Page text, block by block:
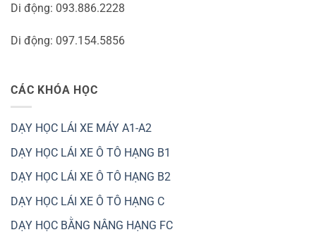
Di động: 093.886.2228
Di động: 097.154.5856
CÁC KHÓA HỌC
DẠY HỌC LÁI XE MÁY A1-A2
DẠY HỌC LÁI XE Ô TÔ HẠNG B1
DẠY HỌC LÁI XE Ô TÔ HẠNG B2
DẠY HỌC LÁI XE Ô TÔ HẠNG C
DẠY HỌC BẰNG NÂNG HẠNG FC